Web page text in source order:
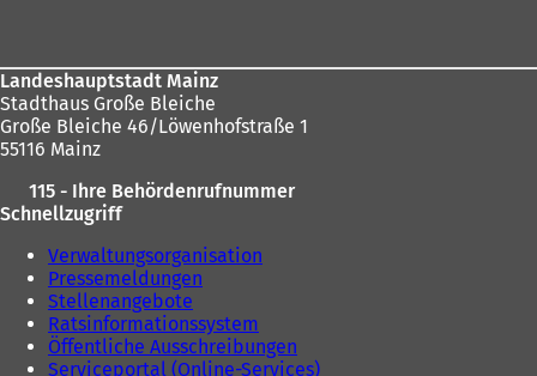
Landeshauptstadt Mainz
Stadthaus Große Bleiche
Große Bleiche 46/Löwenhofstraße 1
55116 Mainz
115 - Ihre Behördenrufnummer
Schnellzugriff
Verwaltungsorganisation
Pressemeldungen
Stellenangebote
Ratsinformationssystem
Öffentliche Ausschreibungen
Serviceportal (Online-Services)